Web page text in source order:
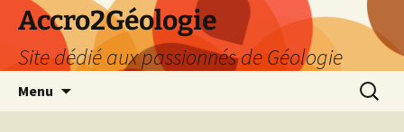
Accro2Géologie
Site dédié aux passionnés de Géologie
Menu